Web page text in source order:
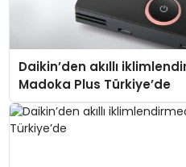
Daikin’den akıllı
Madoka Plus Türkiye’de